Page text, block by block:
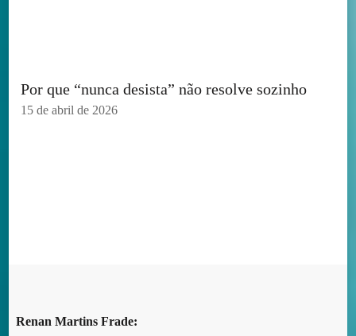
Por que “nunca desista” não resolve sozinho
15 de abril de 2026
Renan Martins Frade: